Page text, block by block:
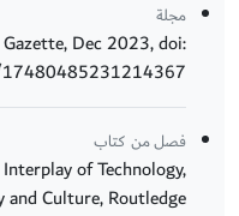
مجلة
Dec 2023, doi:
فصل من كتاب
of Technology,
and Culture, Routledge